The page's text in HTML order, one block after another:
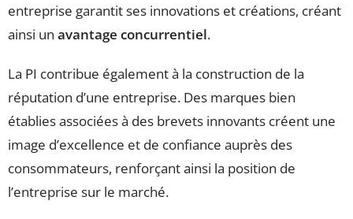
entreprise garantit ses innovations et créations, créant
ainsi un avantage concurrentiel.
La PI contribue également à la construction de la
réputation d’une entreprise. Des marques bien
établies associées à des brevets innovants créent une
image d’excellence et de confiance auprès des
consommateurs, renforçant ainsi la position de
l’entreprise sur le marché.